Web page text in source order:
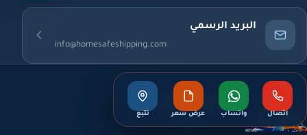
البريد الرسمي
info@homesafeshipping.com
اتصال واتساب عرض سعر تتبع